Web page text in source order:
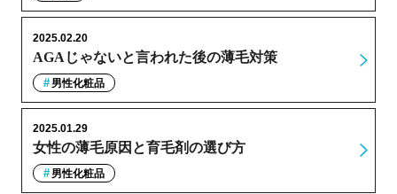
AGAじゃないと言われた後の薄毛対策
2025.02.20
男性化粧品
女性の薄毛原因と育毛剤の選び方
2025.01.29
男性化粧品